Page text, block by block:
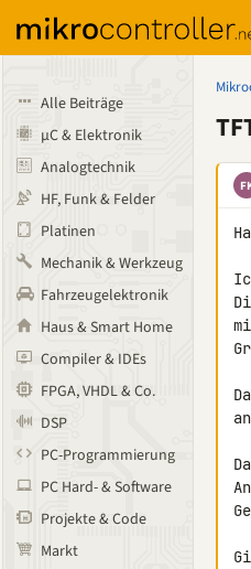
Alle Beiträge
µC & Elektronik
Analogtechnik
HF, Funk & Felder
Platinen
Mechanik & Werkzeug
Fahrzeugelektronik
Haus & Smart Home
Compiler & IDEs
FPGA, VHDL & Co.
DSP
PC-Programmierung
PC Hard- & Software
Projekte & Code
Markt